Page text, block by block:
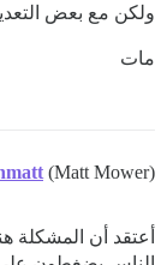
ولكن مع بعض
مات
(Matt Mower)
أعتقد أن المشكلة